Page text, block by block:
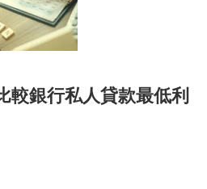
較銀行私人貸款最低利